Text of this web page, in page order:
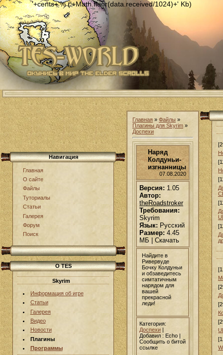
Навигация
Главная
О сайте
Файлы
Туториалы
Статьи
Галерея
Форум
Поиск
О TES
Skyrim
Информация об игре
Статьи
Галерея
Видео
Новости
Плагины
Программы
Главная » Файлы »
Плагины для Skyrim »
Доспехи
Наряд
Колдуньи-
изгнанницы
07.08.2020
Версия: 1.05
Автор:
theRoadstroker
Требования:
Skyrim
Язык: Русский
Размер: 4.45
МБ | Скачать
Найдите в
Ривервуде
Бочку Колдуньи
и обзаведитесь
симтатичным
нарядом для
вашей
прекрасной
леди!
Категория:
Доспехи |
Добавил : Echo |
Сообщить о битой
ссылке
'+cents+'% ('+Math.floor(data.received/1024)+' Kb)